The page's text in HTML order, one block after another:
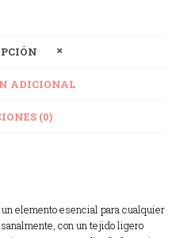
ADICIONAL
(0)
elemento esencial para cualquier
con un tejido ligero